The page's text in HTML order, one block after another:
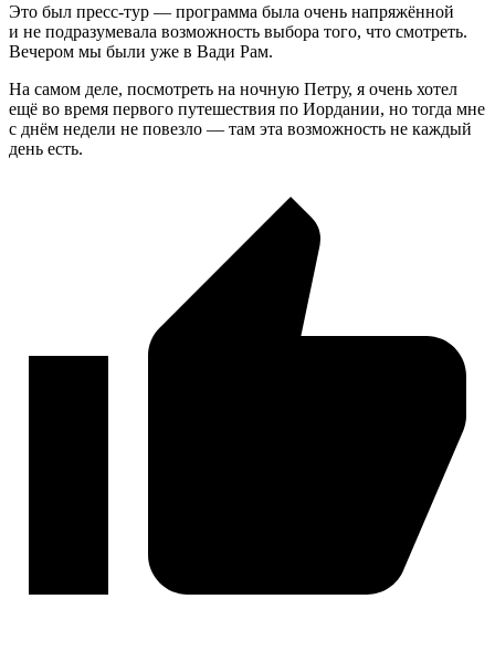
Это был пресс-тур — программа была очень напряжённой
и не подразумевала возможность выбора того, что смотреть.
Вечером мы были уже в Вади Рам.
На самом деле, посмотреть на ночную Петру, я очень хотел
ещё во время первого путешествия по Иордании, но тогда мне
с днём недели не повезло — там эта возможность не каждый
день есть.